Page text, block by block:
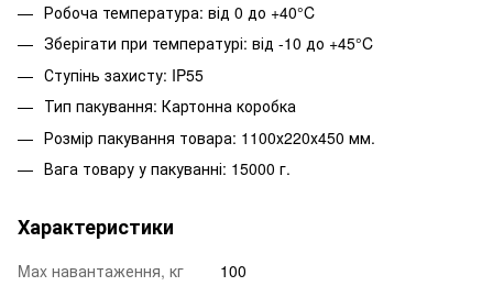
Робоча температура: від 0 до +40°C
Зберігати при температурі: від -10 до +45°C
Ступінь захисту: IP55
Тип пакування: Картонна коробка
Розмір пакування товара: 1100х220х450 мм.
Вага товару у пакуванні: 15000 г.
Характеристики
Mаx навантаження, кг
100